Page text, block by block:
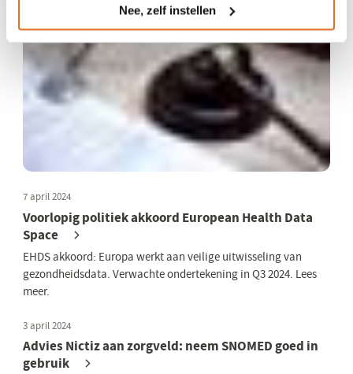
Nee, zelf instellen
7 april 2024
Voorlopig politiek akkoord European Health Data
Space
EHDS akkoord: Europa werkt aan veilige uitwisseling van
gezondheidsdata. Verwachte ondertekening in Q3 2024. Lees
meer.
3 april 2024
Advies Nictiz aan zorgveld: neem SNOMED goed in
gebruik